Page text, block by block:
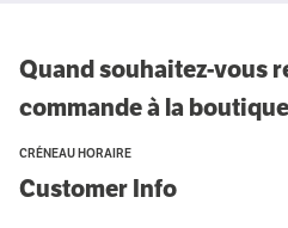
Quand souhaitez-vous
commande à la
CRÉNEAU HORAIRE
Customer Info